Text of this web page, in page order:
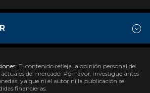
El contenido refleja la opinión personal del
del mercado. Por favor, investigue antes
ya que ni el autor ni la publicación se
financieras.